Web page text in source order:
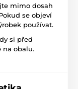
mimo dosah
se objeví
používat.
si před
na obalu.